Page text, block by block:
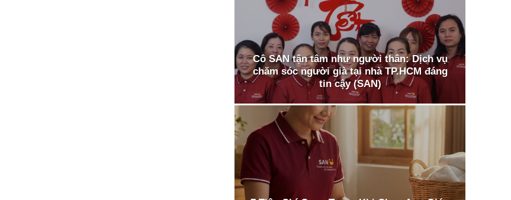
Cô SAN tận tâm như người thân: Dịch vụ
chăm sóc người già tại nhà TP.HCM đáng
tin cậy (SAN)